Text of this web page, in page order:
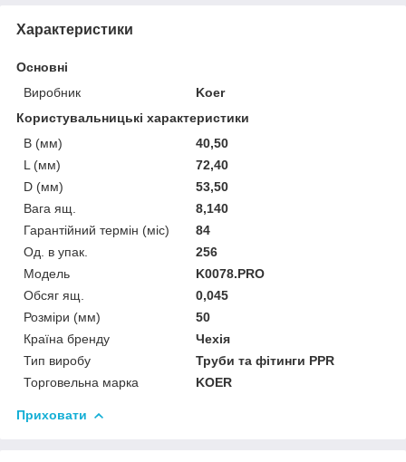
Характеристики
Основні
Виробник
Koer
Користувальницькі характеристики
B (мм)
40,50
L (мм)
72,40
D (мм)
53,50
Вага ящ.
8,140
Гарантійний термін (міс)
84
Од. в упак.
256
Мoдель
K0078.PRO
Обсяг ящ.
0,045
Розміри (мм)
50
Країна бренду
Чехія
Тип виробу
Труби та фітинги PPR
Торговельна марка
KOER
Приховати